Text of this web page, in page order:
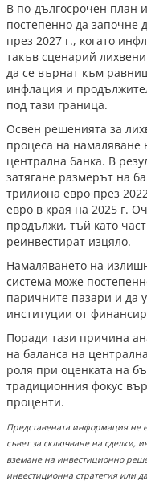
В по-дългосрочен план
постепенно да започне
през 2027 г., когато
такъв сценарий
да се върнат към
инфлация и
под тази граница.
Освен решенията за
процеса на намаляване
централна банка. В
затягане размерът на
трилиона евро през
евро в края на 2025 г.
продължи, тъй като
реинвестират изцяло.
Намаляването на
система може
паричните пазари и да
институции от
Поради тази причина
на баланса на
роля при оценката на
традиционния фокус
проценти.
Представената информация не
съвет за сключване на сделки,
вземане на инвестиционно
инвестиционна стратегия или